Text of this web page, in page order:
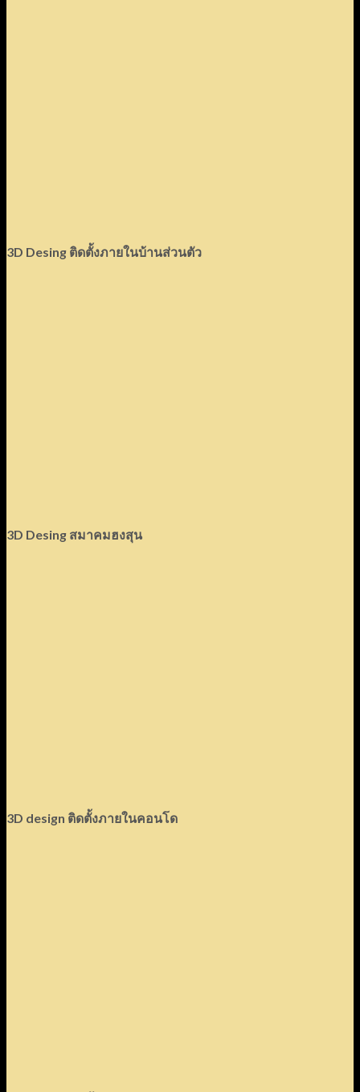
3D Desing ติดตั้งภายในบ้านส่วนตัว
3D Desing สมาคมฮงสุน
3D design ติดตั้งภายในคอนโด